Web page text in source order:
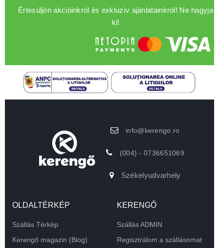
Értesüljön akcióinkról és exkluzív ajánlatainkról! Ne hagyja
ki!
info@kerengo.ro
(004) - 0736651069
Székelyudvarhely
OLDALTÉRKÉP
Szállás Térkép
Kerengő magazin (Blog)
KERENGŐ
Szállás ADMIN
Regisztrálom a szállásomat